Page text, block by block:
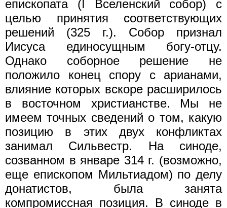
епископата (I Вселенский собор) с
целью принятия соответствующих
решений (325 г.). Собор признал
Иисуса единосущным богу-отцу.
Однако соборное решение не
положило конец спору с арианами,
влияние которых вскоре расширилось
в восточном христианстве. Мы не
имеем точных сведений о том, какую
позицию в этих двух конфликтах
занимал Сильвестр. На синоде,
созванном в январе 314 г. (возможно,
еще епископом Мильтиадом) по делу
донатистов, была занята
компромиссная позиция. В синоде в